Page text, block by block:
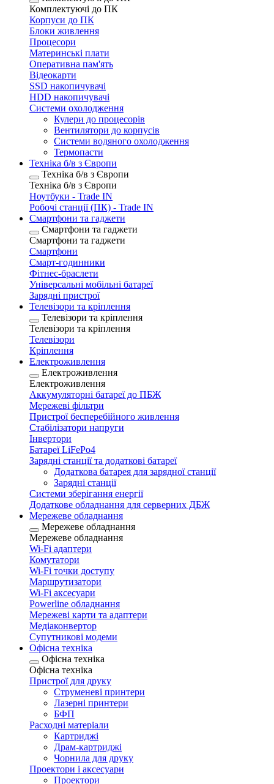
Комплектуючі до ПК
Корпуси до ПК
Блоки живлення
Процесори
Материнські плати
Оперативна пам'ять
Відеокарти
SSD накопичувачі
HDD накопичувачі
Системи охолодження
Кулери до процесорів
Вентилятори до корпусів
Системи водяного охолодження
Термопасти
Техніка б/в з Європи
Техніка б/в з Європи
Техніка б/в з Європи
Ноутбуки - Trade IN
Робочі станції (ПК) - Trade IN
Смартфони та гаджети
Смартфони та гаджети
Смартфони та гаджети
Смартфони
Смарт-годинники
Фітнес-браслети
Універсальні мобільні батареї
Зарядні пристрої
Телевізори та кріплення
Телевізори та кріплення
Телевізори та кріплення
Телевізори
Кріплення
Електроживлення
Електроживлення
Електроживлення
Аккумуляторні батареї до ПБЖ
Мережеві фільтри
Пристрої бесперебійного живлення
Стабілізатори напруги
Інвертори
Батареї LiFePo4
Зарядні станції та додаткові батареї
Додаткова батарея для зарядної станції
Зарядні станції
Системи зберігання енергії
Додаткове обладнання для серверних ДБЖ
Мережеве обладнання
Мережеве обладнання
Мережеве обладнання
Wi-Fi адаптери
Комутатори
Wi-Fi точки доступу
Маршрутизатори
Wi-Fi аксесуари
Рowerline обладнання
Мережеві карти та адаптери
Медіаконвертор
Супутникові модеми
Офісна техніка
Офісна техніка
Офісна техніка
Пристрої для друку
Струменеві принтери
Лазерні принтери
БФП
Расходні матеріали
Картриджі
Драм-картриджі
Чорнила для друку
Проектори і аксесуари
Проектори